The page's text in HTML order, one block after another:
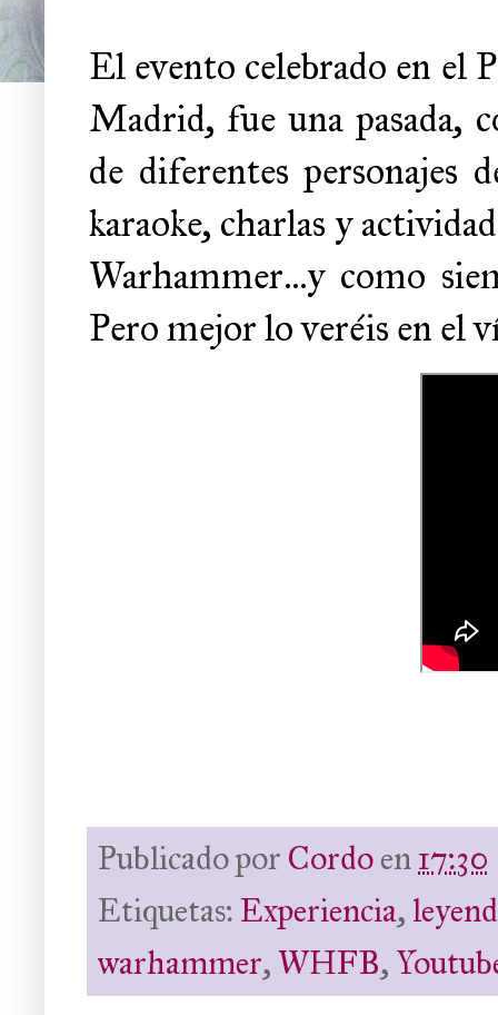
El evento celebrado en el
Madrid, fue una pasada,
de diferentes personajes
karaoke, charlas y
Warhammer...y como
Pero mejor lo veréis en el
Publicado por Cordoen17:30
Etiquetas:Experiencia,
warhammer,WHFB,